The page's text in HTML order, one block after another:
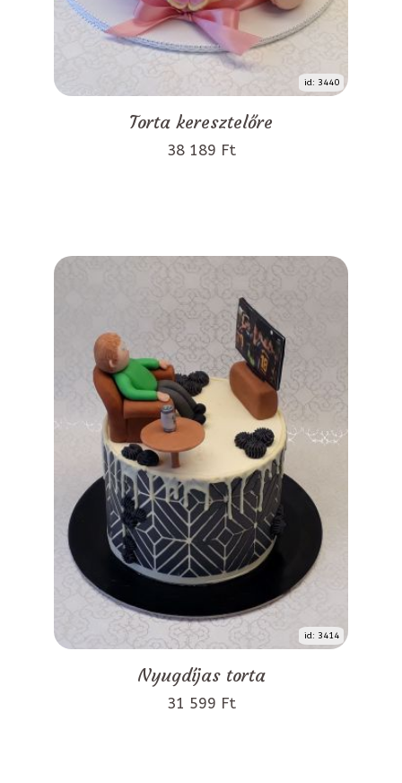
id: 3440
Torta keresztelőre
38 189 Ft
id: 3414
Nyugdíjas torta
31 599 Ft